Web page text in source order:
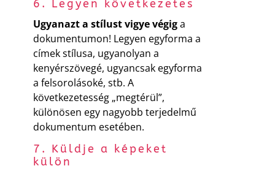
6. Legyen következetes
Ugyanazt a stílust vigye végiga
dokumentumon! Legyen egyforma a
címek stílusa, ugyanolyan a
kenyérszövegé, ugyancsak egyforma
a felsorolásoké, stb. A
következetesség „megtérül”,
különösen egy nagyobb terjedelmű
dokumentum esetében.
7. Küldje a képeket
külön